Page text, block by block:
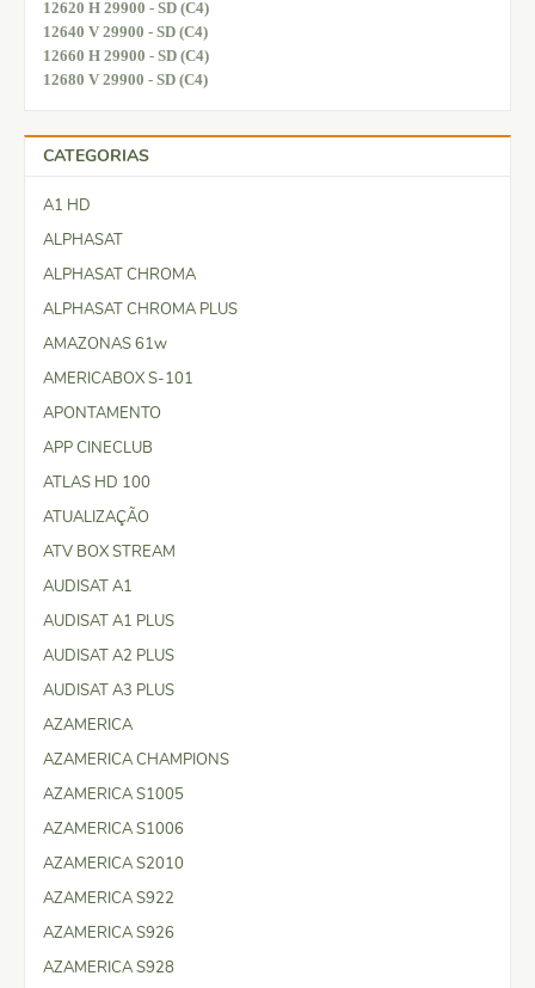
12620 H 29900 - SD (C4)
12640 V 29900 - SD (C4)
12660 H 29900 - SD (C4)
12680 V 29900 - SD (C4)
CATEGORIAS
A1 HD
ALPHASAT
ALPHASAT CHROMA
ALPHASAT CHROMA PLUS
AMAZONAS 61w
AMERICABOX S-101
APONTAMENTO
APP CINECLUB
ATLAS HD 100
ATUALIZAÇÃO
ATV BOX STREAM
AUDISAT A1
AUDISAT A1 PLUS
AUDISAT A2 PLUS
AUDISAT A3 PLUS
AZAMERICA
AZAMERICA CHAMPIONS
AZAMERICA S1005
AZAMERICA S1006
AZAMERICA S2010
AZAMERICA S922
AZAMERICA S926
AZAMERICA S928